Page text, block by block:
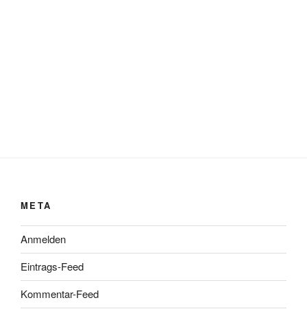
META
Anmelden
Eintrags-Feed
Kommentar-Feed